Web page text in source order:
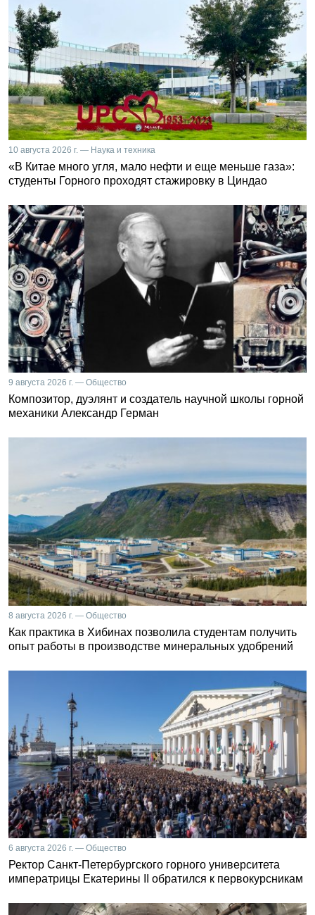
10 августа 2026 г. — Наука и техника
«В Китае много угля, мало нефти и еще меньше газа»:
студенты Горного проходят стажировку в Циндао
9 августа 2026 г. — Общество
Композитор, дуэлянт и создатель научной школы горной
механики Александр Герман
8 августа 2026 г. — Общество
Как практика в Хибинах позволила студентам получить
опыт работы в производстве минеральных удобрений
6 августа 2026 г. — Общество
Ректор Санкт-Петербургского горного университета
императрицы Екатерины II обратился к первокурсникам